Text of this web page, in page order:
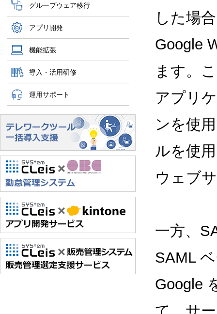
グループウェア移行
アプリ開発
機能拡張
導入・活用研修
運用サポート
した場
Google
ます。
アプリ
ンを使
ルを使
ウェブ
一方、
SAML
Google